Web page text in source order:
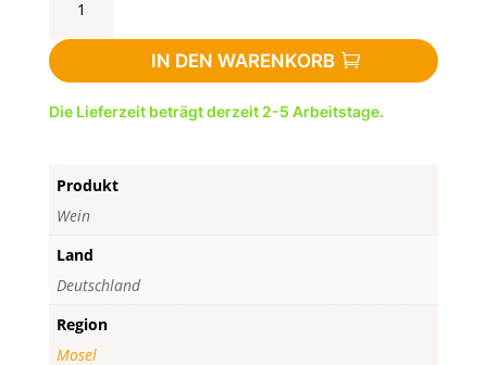
trocken
Haus
0,75
-
Weingut
Markus
Molitor,
Mosel
Menge
IN DEN WARENKORB
Die Lieferzeit beträgt derzeit 2-5 Arbeitstage.
Produkt
Wein
Land
Deutschland
Region
Mosel